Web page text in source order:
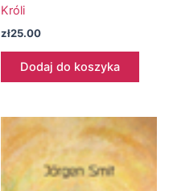
Króli
zł25.00
Dodaj do koszyka